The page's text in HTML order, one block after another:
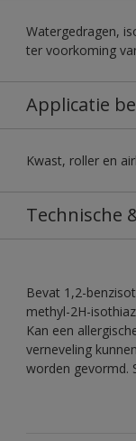
Watergedragen,
ter voorkoming
Applicatie
Kwast, roller en
Technische
Bevat 1,2-
methyl-2H-
Kan een
verneveling
worden gevormd.